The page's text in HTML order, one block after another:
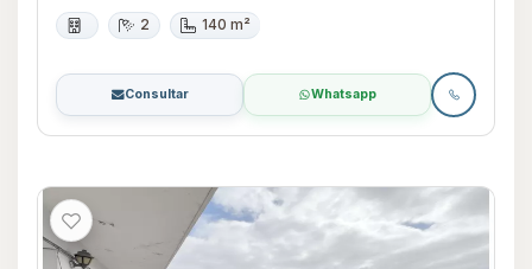
2 140 m²
Consultar Whatsapp